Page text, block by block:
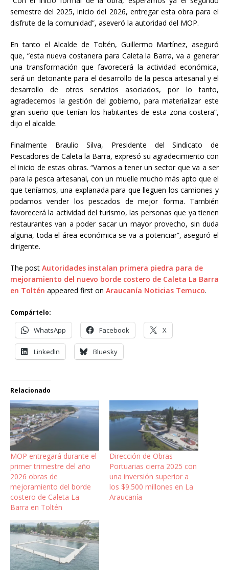
semestre del 2025, inicio del 2026, entregar esta obra para el
disfrute de la comunidad”, aseveró la autoridad del MOP.
En tanto el Alcalde de Toltén, Guillermo Martínez, aseguró
que, “esta nueva costanera para Caleta la Barra, va a generar
una transformación que favorecerá la actividad económica,
será un detonante para el desarrollo de la pesca artesanal y el
desarrollo de otros servicios asociados, por lo tanto,
agradecemos la gestión del gobierno, para materializar este
gran sueño que tenían los habitantes de esta zona costera”,
dijo el alcalde.
Finalmente Braulio Silva, Presidente del Sindicato de
Pescadores de Caleta la Barra, expresó su agradecimiento con
el inicio de estas obras. “Vamos a tener un sector que va a ser
para la pesca artesanal, con un muelle mucho más apto que el
que teníamos, una explanada para que lleguen los camiones y
podamos vender los pescados de mejor forma. También
favorecerá la actividad del turismo, las personas que ya tienen
restaurantes van a poder sacar un mayor provecho, sin duda
alguna, toda el área económica se va a potenciar”, aseguró el
dirigente.
The post Autoridades instalan primera piedra para de
mejoramiento del nuevo borde costero de Caleta La Barra
en Toltén appeared first on Araucanía Noticias Temuco.
Compártelo:
WhatsApp Facebook X
LinkedIn Bluesky
Relacionado
MOP entregará durante el
primer trimestre del año
2026 obras de
mejoramiento del borde
costero de Caleta La
Barra en Toltén
Dirección de Obras
Portuarias cierra 2025 con
una inversión superior a
los $9.500 millones en La
Araucanía